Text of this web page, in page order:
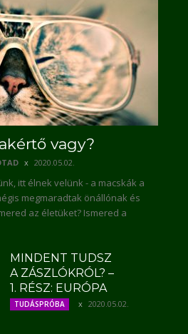
vagy?
2020.05.02.
itt élnek velünk - a macskák a
megmaradtak önállónak és
az életüket? Ismered a
MINDENT TUDSZ
A ZÁSZLÓKRÓL? –
1. RÉSZ: EURÓPA
TUDÁSPRÓBA 2020.05.02.